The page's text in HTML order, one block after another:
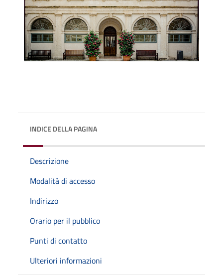
INDICE DELLA PAGINA
Descrizione
Modalità di accesso
Indirizzo
Orario per il pubblico
Punti di contatto
Ulteriori informazioni